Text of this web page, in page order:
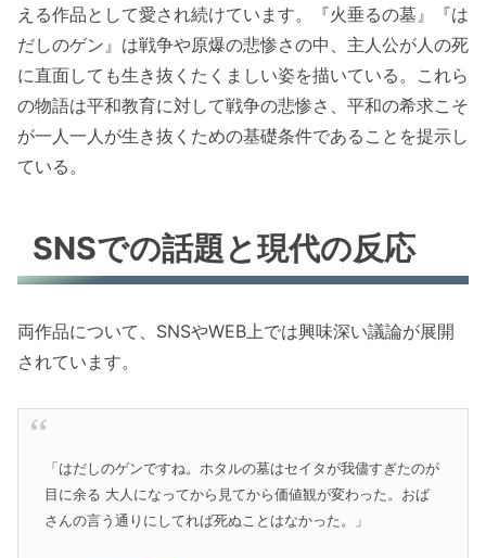
える作品として愛され続けています。『火垂るの墓』『は
だしのゲン』は戦争や原爆の悲惨さの中、主人公が人の死
に直面しても生き抜くたくましい姿を描いている。これら
の物語は平和教育に対して戦争の悲惨さ、平和の希求こそ
が一人一人が生き抜くための基礎条件であることを提示し
ている。
SNSでの話題と現代の反応
両作品について、SNSやWEB上では興味深い議論が展開
されています。
「はだしのゲンですね。ホタルの墓はセイタが我儘すぎたのが
目に余る 大人になってから見てから価値観が変わった。おば
さんの言う通りにしてれば死ぬことはなかった。」